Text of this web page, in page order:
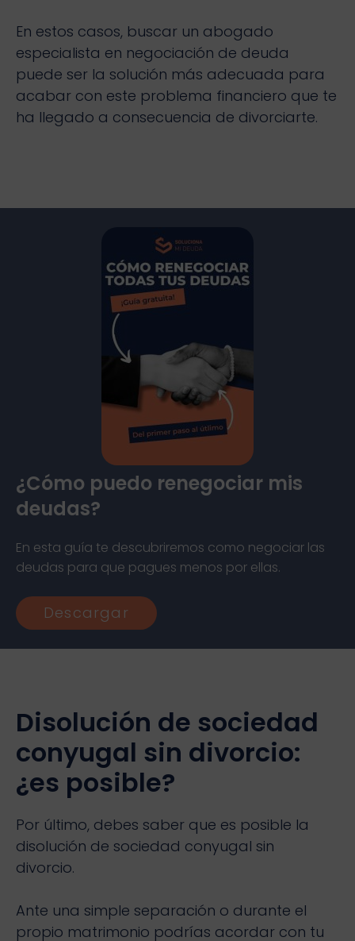
En estos casos, buscar un abogado
especialista en negociación de deuda
puede ser la solución más adecuada para
acabar con este problema financiero que te
ha llegado a consecuencia de divorciarte.
¿Cómo puedo renegociar mis
deudas?
En esta guía te descubriremos como negociar las
deudas para que pagues menos por ellas.
Descargar
Disolución de sociedad
conyugal sin divorcio:
¿es posible?
Por último, debes saber que es posible la
disolución de sociedad conyugal sin
divorcio.
Ante una simple separación o durante el
propio matrimonio podrías acordar con tu